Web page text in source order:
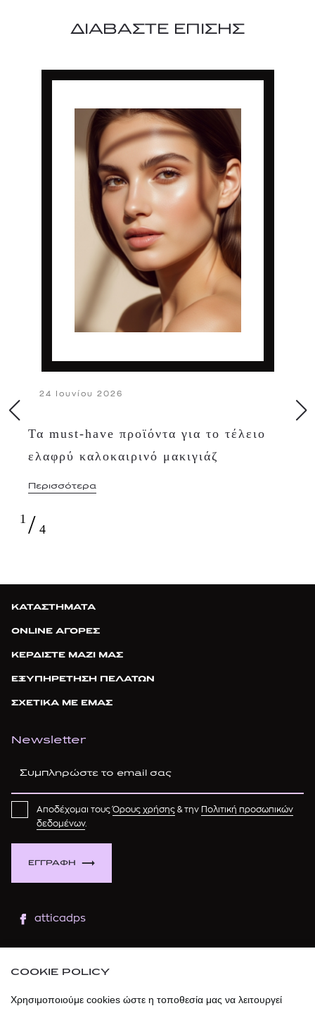
ΔΙΑΒΑΣΤΕ ΕΠΙΣΗΣ
24 Ιουνίου 2026
Τα must-have προϊόντα για το τέλειο
ελαφρύ καλοκαιρινό μακιγιάζ
Περισσότερα
1 / 4
ΚΑΤΑΣΤΗΜΑΤΑ
ONLINE ΑΓΟΡΕΣ
ΚΕΡΔΙΣΤΕ ΜΑΖΙ ΜΑΣ
ΕΞΥΠΗΡΕΤΗΣΗ ΠΕΛΑΤΩΝ
ΣΧΕΤΙΚΑ ΜΕ ΕΜΑΣ
Newsletter
ΕΓΓΡΑΦΗ
Αποδέχομαι τουςΌρους χρήσης & την Πολιτική προσωπικών
δεδομένων.
atticadps
atticadps
COOKIE POLICY
Χρησιμοποιούμε cookies ώστε η τοποθεσία μας να λειτουργεί